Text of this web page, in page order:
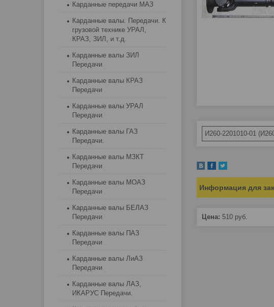
И260-2201010-01
Информация для
Цена: 510 руб.
Карданные передачи МАЗ
Карданные валы. Передачи. К
грузовой технике УРАЛ,
КРАЗ, ЗИЛ, и т.д.
Карданные валы ЗИЛ
Передачи
Карданные валы КРАЗ
Передачи
Карданные валы УРАЛ
Передачи
Карданные валы ГАЗ
Передачи.
Карданные валы МЗКТ
Передачи
Карданные валы МОАЗ
Передачи
Карданные валы БЕЛАЗ
Передачи
Карданные валы ПАЗ
Передачи
Карданные валы ЛиАЗ
Передачи
Карданные валы ЛАЗ,
ИКАРУС Передачи.